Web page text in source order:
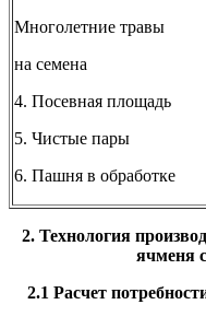
Многолетние травы
на семена
4. Посевная площадь
5. Чистые пары
6. Пашня в обработке
2. Технология
ячменя
2.1 Расчет